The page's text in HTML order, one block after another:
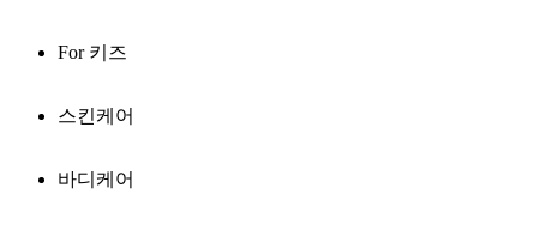
For 키즈
스킨케어
바디케어